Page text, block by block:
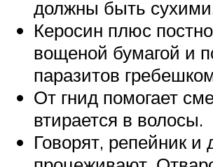
должны быть
Керосин плюс
вощеной бумагой и
паразитов
От гнид помогает
втирается в волосы.
Говорят, репейник